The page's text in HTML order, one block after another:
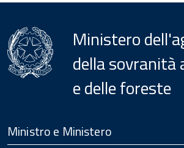
Ministero
della sovranità
e delle foreste
Footer
Ministro e Ministero